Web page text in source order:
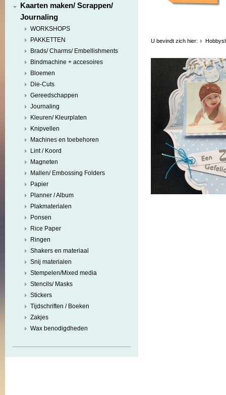
Kaarten maken/ Scrappen/
Journaling
WORKSHOPS
PAKKETTEN
Brads/ Charms/ Embellishments
Bindmachine + accesoires
Bloemen
Die-Cuts
Gereedschappen
Journaling
Kleuren/ Kleurplaten
Knipvellen
Machines en toebehoren
Lint / Koord
Magneten
Mallen/ Embossing Folders
Papier
Planner / Album
Plakmaterialen
Ponsen
Rice Paper
Ringen
Shakers en materiaal
Snij materialen
Stempelen/Mixed media
Stencils/ Masks
Stickers
Tijdschriften / Boeken
Zakjes
Wax benodigdheden
U bevindt zich hier: